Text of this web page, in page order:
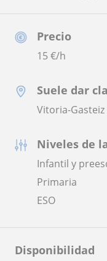
Precio
15€/h
Suele dar
Vitoria-Gasteiz
Niveles de
Infantil y
Primaria
ESO
Disponibilidad